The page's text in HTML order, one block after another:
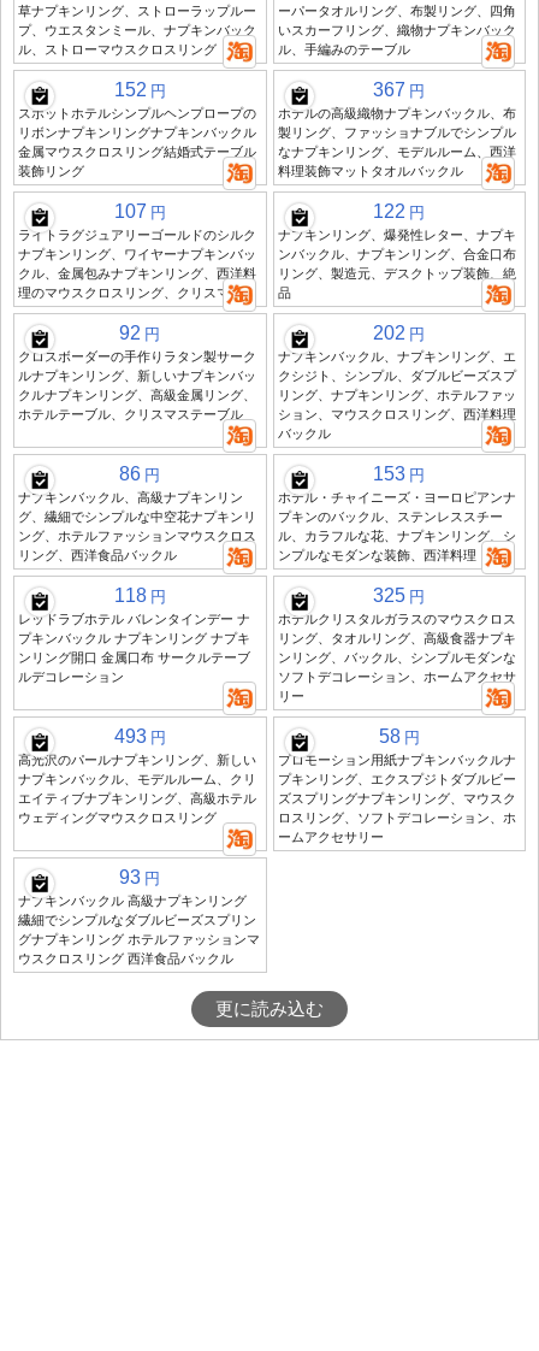
草ナプキンリング、ストローラップルー
プ、ウエスタンミール、ナプキンバック
ル、ストローマウスクロスリング
ーパータオルリング、布製リング、四角
いスカーフリング、織物ナプキンバック
ル、手編みのテーブル
152 円
スポットホテルシンプルヘンプロープの
リボンナプキンリングナプキンバックル
金属マウスクロスリング結婚式テーブル
装飾リング
367 円
ホテルの高級織物ナプキンバックル、布
製リング、ファッショナブルでシンプル
なナプキンリング、モデルルーム、西洋
料理装飾マットタオルバックル
107 円
ライトラグジュアリーゴールドのシルク
ナプキンリング、ワイヤーナプキンバッ
クル、金属包みナプキンリング、西洋料
理のマウスクロスリング、クリスマス
122 円
ナプキンリング、爆発性レター、ナプキ
ンバックル、ナプキンリング、合金口布
リング、製造元、デスクトップ装飾、絶
品
92 円
クロスボーダーの手作りラタン製サーク
ルナプキンリング、新しいナプキンバッ
クルナプキンリング、高級金属リング、
ホテルテーブル、クリスマステーブル
202 円
ナプキンバックル、ナプキンリング、エ
クシジト、シンプル、ダブルビーズスプ
リング、ナプキンリング、ホテルファッ
ション、マウスクロスリング、西洋料理
バックル
86 円
ナプキンバックル、高級ナプキンリン
グ、繊細でシンプルな中空花ナプキンリ
ング、ホテルファッションマウスクロス
リング、西洋食品バックル
153 円
ホテル・チャイニーズ・ヨーロピアンナ
プキンのバックル、ステンレススチー
ル、カラフルな花、ナプキンリング、シ
ンプルなモダンな装飾、西洋料理
118 円
レッドラブホテル バレンタインデー ナ
プキンバックル ナプキンリング ナプキ
ンリング開口 金属口布 サークルテーブ
ルデコレーション
325 円
ホテルクリスタルガラスのマウスクロス
リング、タオルリング、高級食器ナプキ
ンリング、バックル、シンプルモダンな
ソフトデコレーション、ホームアクセサ
リー
493 円
高光沢のパールナプキンリング、新しい
ナプキンバックル、モデルルーム、クリ
エイティブナプキンリング、高級ホテル
ウェディングマウスクロスリング
58 円
プロモーション用紙ナプキンバックルナ
プキンリング、エクスプジトダブルビー
ズスプリングナプキンリング、マウスク
ロスリング、ソフトデコレーション、ホ
ームアクセサリー
93 円
ナプキンバックル 高級ナプキンリング
繊細でシンプルなダブルビーズスプリン
グナプキンリング ホテルファッションマ
ウスクロスリング 西洋食品バックル
更に読み込む